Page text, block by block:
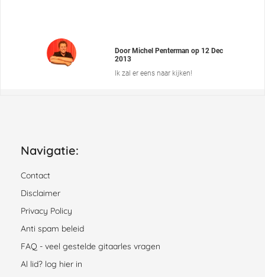
DoorMichel Penterman op 12 Dec
2013
Ik zal er eens naar kijken!
Navigatie:
Contact
Disclaimer
Privacy Policy
Anti spam beleid
FAQ - veel gestelde gitaarles vragen
Al lid? log hier in